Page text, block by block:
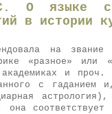
О языке
в истории
на
«разное» или
и
с
астрология),